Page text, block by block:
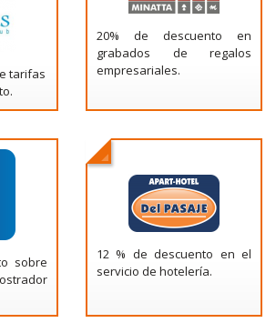
tarifas
20% de descuento en
grabados de regalos
empresariales.
sobre
12 % de descuento en el
servicio de hotelería.